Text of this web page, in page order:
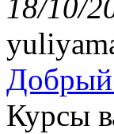
18/10/
Добрый
Курсы